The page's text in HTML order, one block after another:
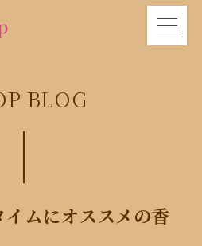
BLOG
ムにオススメの香